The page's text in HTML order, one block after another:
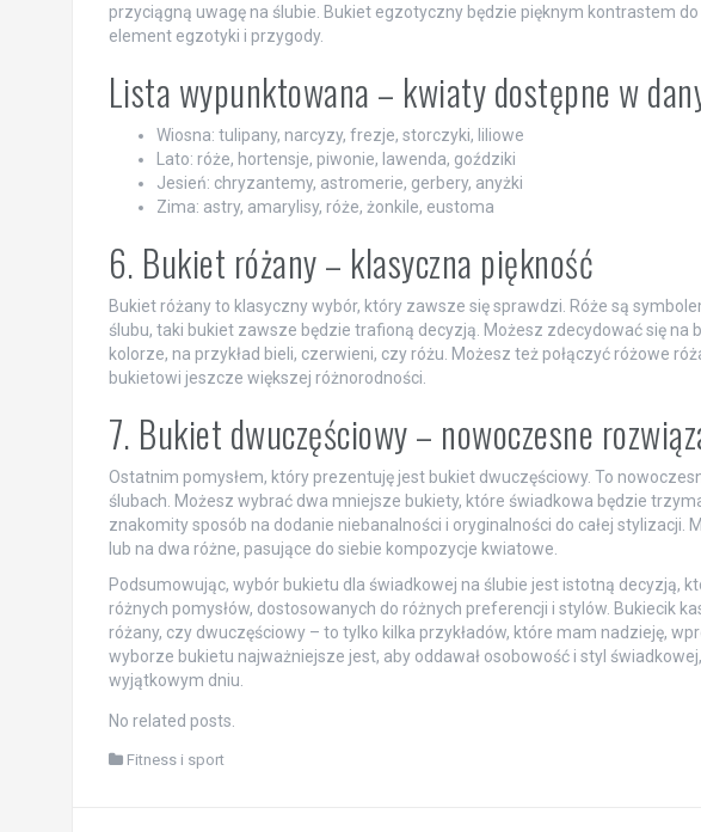
przyciągną uwagę na ślubie. Bukiet egzotyczny będzie pięknym kontrastem
element egzotyki i przygody.
Lista wypunktowana – kwiaty dostępne w
Wiosna: tulipany, narcyzy, frezje, storczyki, liliowe
Lato: róże, hortensje, piwonie, lawenda, goździki
Jesień: chryzantemy, astromerie, gerbery, anyżki
Zima: astry, amarylisy, róże, żonkile, eustoma
6. Bukiet różany – klasyczna piękność
Bukiet różany to klasyczny wybór, który zawsze się sprawdzi. Róże są
ślubu, taki bukiet zawsze będzie trafioną decyzją. Możesz zdecydować się na
kolorze, na przykład bieli, czerwieni, czy różu. Możesz też połączyć różowe
bukietowi jeszcze większej różnorodności.
7. Bukiet dwuczęściowy – nowoczesne
Ostatnim pomysłem, który prezentuję jest bukiet dwuczęściowy. To
ślubach. Możesz wybrać dwa mniejsze bukiety, które świadkowa będzie
znakomity sposób na dodanie niebanalności i oryginalności do całej stylizacji.
lub na dwa różne, pasujące do siebie kompozycje kwiatowe.
Podsumowując, wybór bukietu dla świadkowej na ślubie jest istotną decyzją,
różnych pomysłów, dostosowanych do różnych preferencji i stylów. Bukiecik
różany, czy dwuczęściowy – to tylko kilka przykładów, które mam nadzieję,
wyborze bukietu najważniejsze jest, aby oddawał osobowość i styl
wyjątkowym dniu.
No related posts.
Fitness i sport